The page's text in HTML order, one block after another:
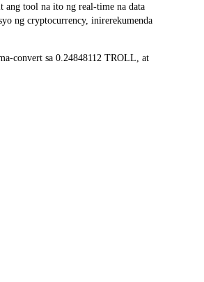
tool na ito ng real-time na data
ng cryptocurrency, inirerekumenda
convert sa 0.24848112 TROLL, at